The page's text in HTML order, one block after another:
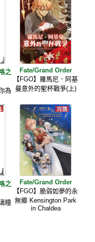
之
為
Fate/Grand Order
【FGO】羅馬尼．阿基
曼意外的聖杯戰爭(上)
之
瞳
Fate/Grand Order
【FGO】脆弱如夢的永
無鄉 Kensington Park
in Chaldea